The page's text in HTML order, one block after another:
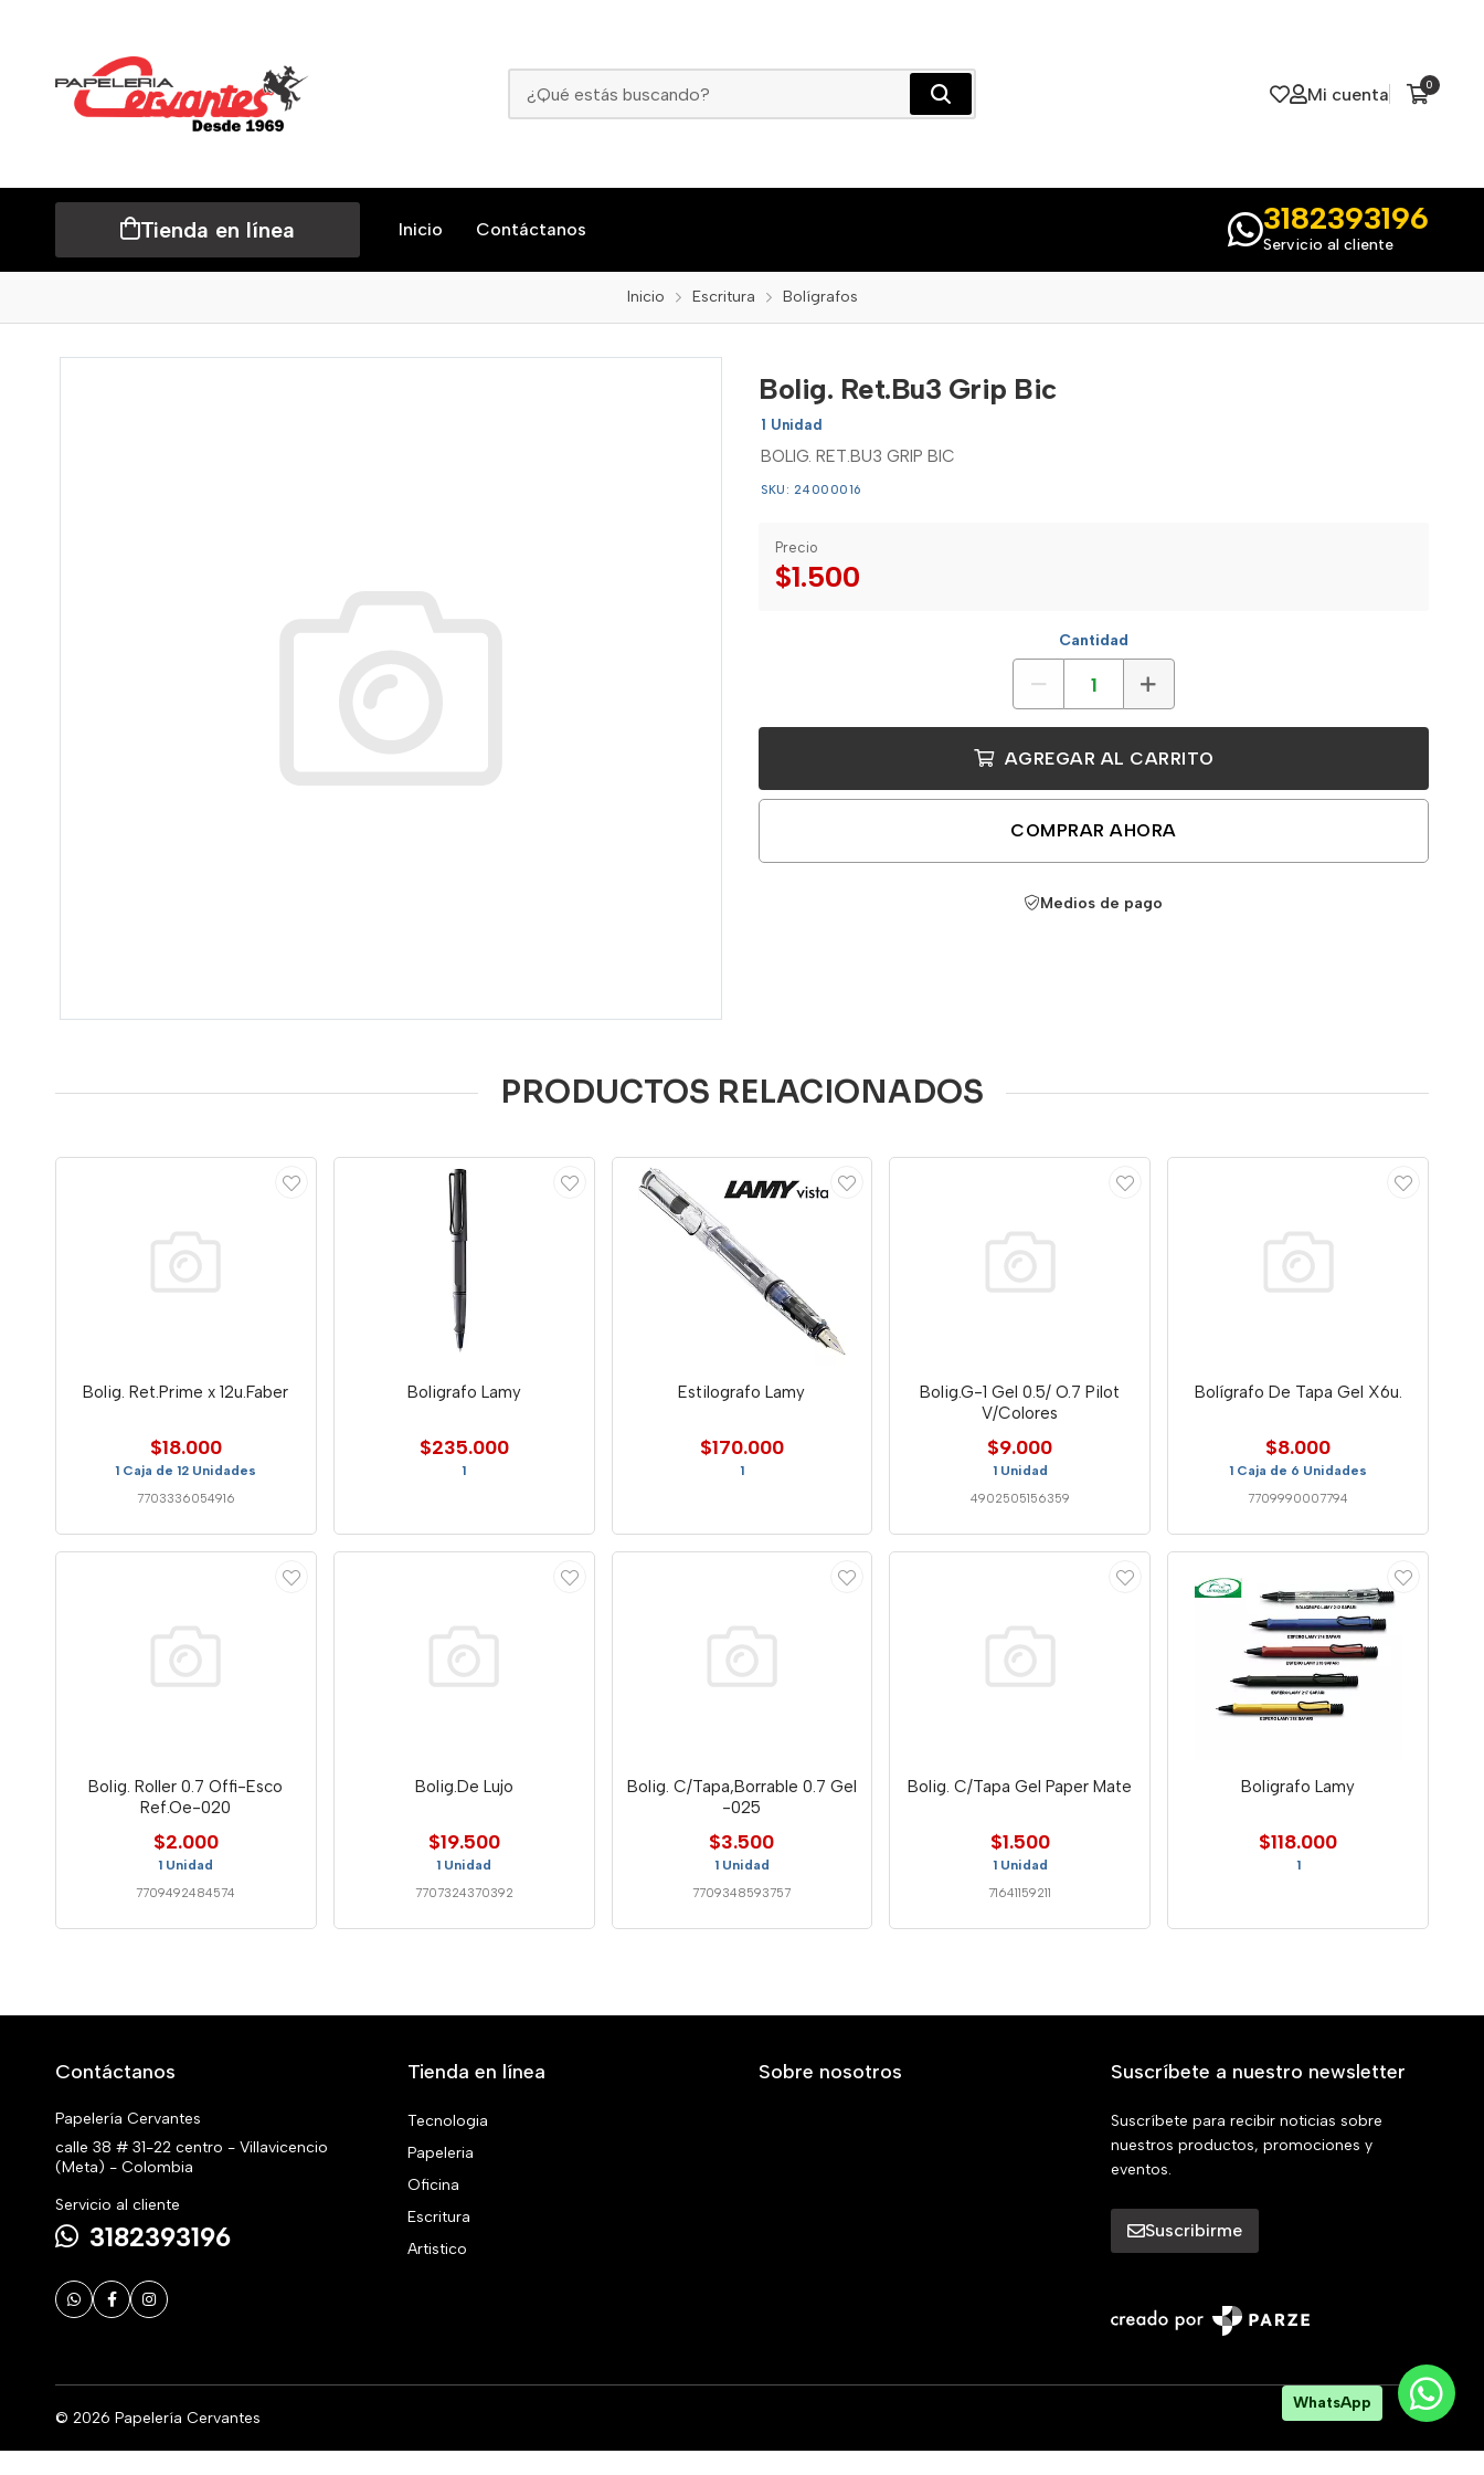
Mi cuenta 0
Tienda en línea Inicio Contáctanos 3182393196
Servicio al cliente
Inicio Escritura Bolígrafos
Bolig. Ret.Bu3 Grip Bic
1 Unidad
BOLIG. RET.BU3 GRIP BIC
SKU: 24000016
Precio
$1.500
Cantidad
AGREGAR AL CARRITO
COMPRAR AHORA
Medios de pago
PRODUCTOS RELACIONADOS
Bolig. Ret.Prime x 12u.Faber
$18.000
1 Caja de 12 Unidades
7703336054916
Boligrafo Lamy
$235.000
1
Estilografo Lamy
$170.000
1
Bolig.G-1 Gel 0.5/ O.7 Pilot
V/Colores
$9.000
1 Unidad
4902505156359
Bolígrafo De Tapa Gel X6u.
$8.000
1 Caja de 6 Unidades
7709990007794
Bolig. Roller 0.7 Offi-Esco
Ref.Oe-020
$2.000
1 Unidad
7709492484574
Bolig.De Lujo
$19.500
1 Unidad
7707324370392
Bolig. C/Tapa,Borrable 0.7 Gel
-025
$3.500
1 Unidad
7709348593757
Bolig. C/Tapa Gel Paper Mate
$1.500
1 Unidad
71641159211
Boligrafo Lamy
$118.000
1
Contáctanos
Papelería Cervantes
calle 38 # 31-22 centro - Villavicencio
(Meta) - Colombia
Servicio al cliente
3182393196
Tienda en línea
Tecnologia
Papeleria
Oficina
Escritura
Artistico
Sobre nosotros Suscríbete a nuestro newsletter
Suscríbete para recibir noticias sobre
nuestros productos, promociones y
eventos.
Suscribirme
© 2026 Papelería Cervantes
WhatsApp